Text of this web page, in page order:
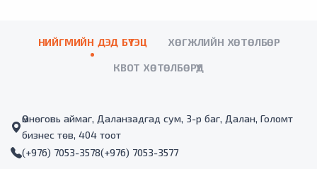
НИЙГМИЙН ДЭД БҮТЭЦ ХӨГЖЛИЙН ХӨТӨЛБӨР
КВОТ ХӨТӨЛБӨРҮҮД
Өмнөговь аймаг, Даланзадгад сум, 3-р баг, Далан, Голомт
бизнес төв, 404 тоот
(+976) 7053-3578(+976) 7053-3577